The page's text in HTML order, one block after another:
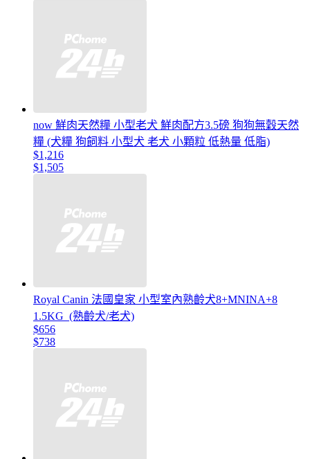
now 鮮肉天然糧 小型老犬 鮮肉配方3.5磅 狗狗無穀天然
糧 (犬糧 狗飼料 小型犬 老犬 小顆粒 低熱量 低脂)
$1,216
$1,505
Royal Canin 法國皇家 小型室內熟齡犬8+MNINA+8
1.5KG_(熟齡犬/老犬)
$656
$738